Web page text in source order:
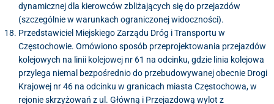
dynamicznej dla kierowców zbliżających się do przejazdów
(szczególnie w warunkach ograniczonej widoczności).
Przedstawiciel Miejskiego Zarządu Dróg i Transportu w
Częstochowie. Omówiono sposób przeprojektowania przejazdów
kolejowych na linii kolejowej nr 61 na odcinku, gdzie linia kolejowa
przylega niemal bezpośrednio do przebudowywanej obecnie Drogi
Krajowej nr 46 na odcinku w granicach miasta Częstochowa, w
rejonie skrzyżowań z ul. Główną i Przejazdową wylot z